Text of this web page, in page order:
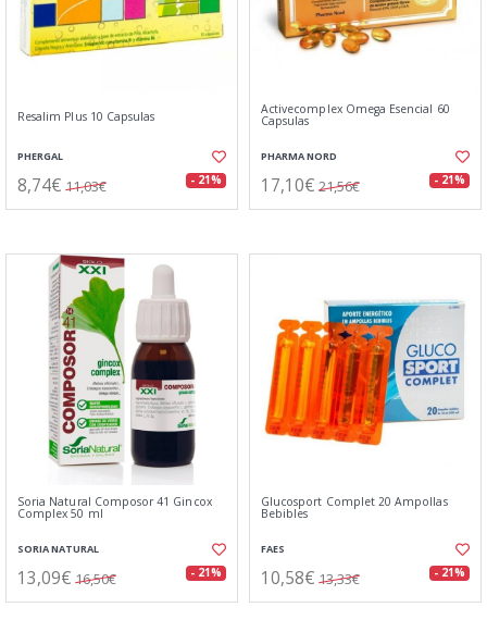
Resalim Plus 10 Capsulas
PHERGAL
8,74€ 11,03€ - 21%
Activecomplex Omega Esencial 60
Capsulas
PHARMA NORD
17,10€ 21,56€ - 21%
Soria Natural Composor 41 Gincox
Complex 50 ml
SORIA NATURAL
13,09€ 16,50€ - 21%
Glucosport Complet 20 Ampollas
Bebibles
FAES
10,58€ 13,33€ - 21%